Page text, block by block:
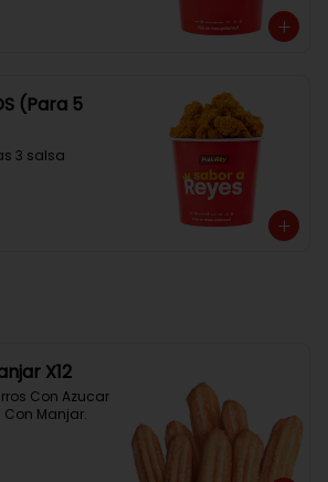
(Para 5
3 salsa
X12
Con Azucar
Manjar.